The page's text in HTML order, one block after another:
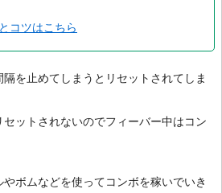
コツはこちら
を止めてしまうとリセットされてしま
ットされないのでフィーバー中はコン
ボムなどを使ってコンボを稼いでいき